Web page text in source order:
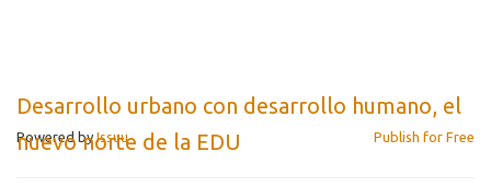
Powered byIssuu Publish for Free
Desarrollo urbano con desarrollo humano, el
nuevo norte de la EDU